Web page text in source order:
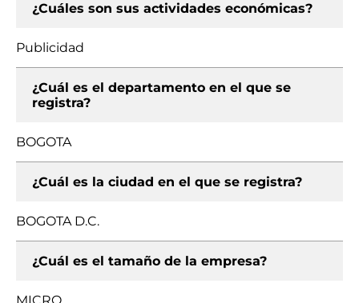
¿Cuáles son sus actividades económicas?
Publicidad
¿Cuál es el departamento en el que se
registra?
BOGOTA
¿Cuál es la ciudad en el que se registra?
BOGOTA D.C.
¿Cuál es el tamaño de la empresa?